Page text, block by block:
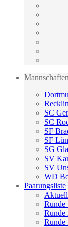
Mannschaften
SC
SC
SF
SF
SG
SV
SV
WD
Paarungsliste
Runde
Runde
Runde